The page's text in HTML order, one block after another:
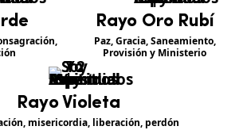
Rayo Oro Rubí
Paz, Gracia, Saneamiento,
Provisión y Ministerio
Rayo Violeta
misericordia, liberación, perdón